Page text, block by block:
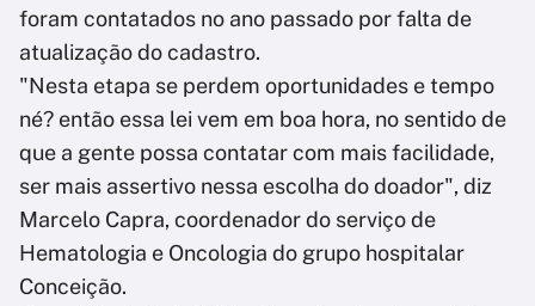
foram contatados no ano passado por falta de
atualização do cadastro.
"Nesta etapa se perdem oportunidades e tempo
né? então essa lei vem em boa hora, no sentido de
que a gente possa contatar com mais facilidade,
ser mais assertivo nessa escolha do doador", diz
Marcelo Capra, coordenador do serviço de
Hematologia e Oncologia do grupo hospitalar
Conceição.